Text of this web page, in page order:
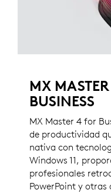
MX
BUSINESS
MX Master 4 for
de productividad
nativa con
Windows 11,
profesionales
PowerPoint y